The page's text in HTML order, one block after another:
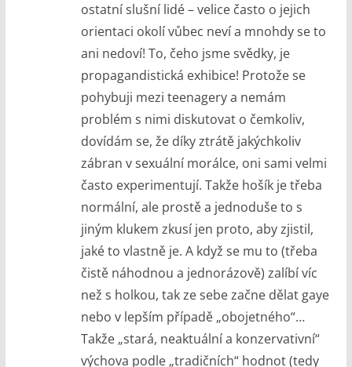
ostatní slušní lidé – velice často o jejich
orientaci okolí vůbec neví a mnohdy se to
ani nedoví! To, čeho jsme svědky, je
propagandistická exhibice! Protože se
pohybuji mezi teenagery a nemám
problém s nimi diskutovat o čemkoliv,
dovídám se, že díky ztrátě jakýchkoliv
zábran v sexuální morálce, oni sami velmi
často experimentují. Takže hošík je třeba
normální, ale prostě a jednoduše to s
jiným klukem zkusí jen proto, aby zjistil,
jaké to vlastně je. A když se mu to (třeba
čistě náhodnou a jednorázově) zalíbí víc
než s holkou, tak ze sebe začne dělat gaye
nebo v lepším případě „obojetného“…
Takže „stará, neaktuální a konzervativní“
výchova podle „tradičních“ hodnot (tedy